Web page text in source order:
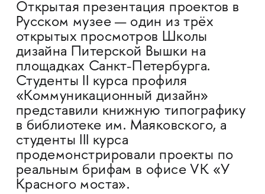
Открытая презентация проектов в
Русском музее — один из трёх
открытых просмотров Школы
дизайна Питерской Вышки на
площадках Санкт-Петербурга.
Студенты II курса профиля
«Коммуникационный дизайн»
представили книжную типографику
в библиотеке им. Маяковского, а
студенты III курса
продемонстрировали проекты по
реальным брифам в офисе VK «У
Красного моста».